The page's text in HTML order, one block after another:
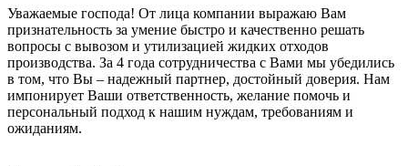
Уважаемые господа! От лица компании выражаю Вам
признательность за умение быстро и качественно решать
вопросы с вывозом и утилизацией жидких отходов
производства. За 4 года сотрудничества с Вами мы убедились
в том, что Вы – надежный партнер, достойный доверия. Нам
импонирует Ваши ответственность, желание помочь и
персональный подход к нашим нуждам, требованиям и
ожиданиям.